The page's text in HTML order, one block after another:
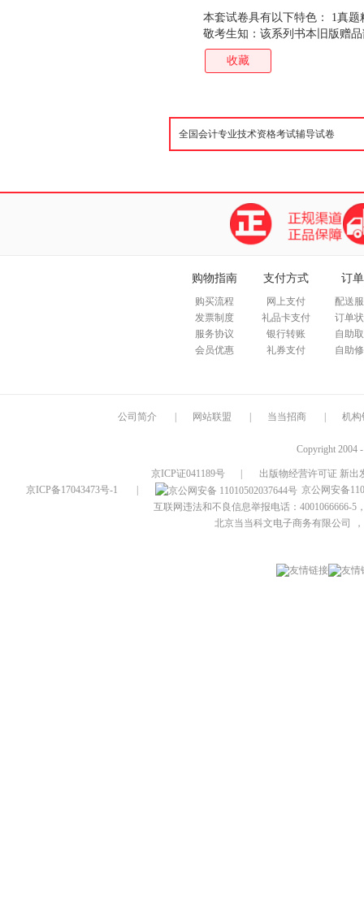
本套试卷具有以下特色： 1真
敬考生知：该系列书本旧版赠
绍的渠道获取；应部分购买考
独抽出印刷成纸质版赠品，并
理解与支持！
收藏
购物指南
购买流程
发票制度
服务协议
会员优惠
支付方式
网上支付
礼品卡支付
银行转账
礼券支付
订
配送
订单
自助
自助
公司简介 网站联盟 当当招商 机构
Copyright 2004
京ICP证041189号
出版物经营许可证 新出
京ICP备17043473号-1
京公网安备
互联网违法和不良信息举报电话：4001066666-5
北京当当科文电子商务有限公司